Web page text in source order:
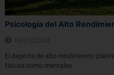
Psicología del Alto
El deporte de alto rendimiento
físicas como mentales.